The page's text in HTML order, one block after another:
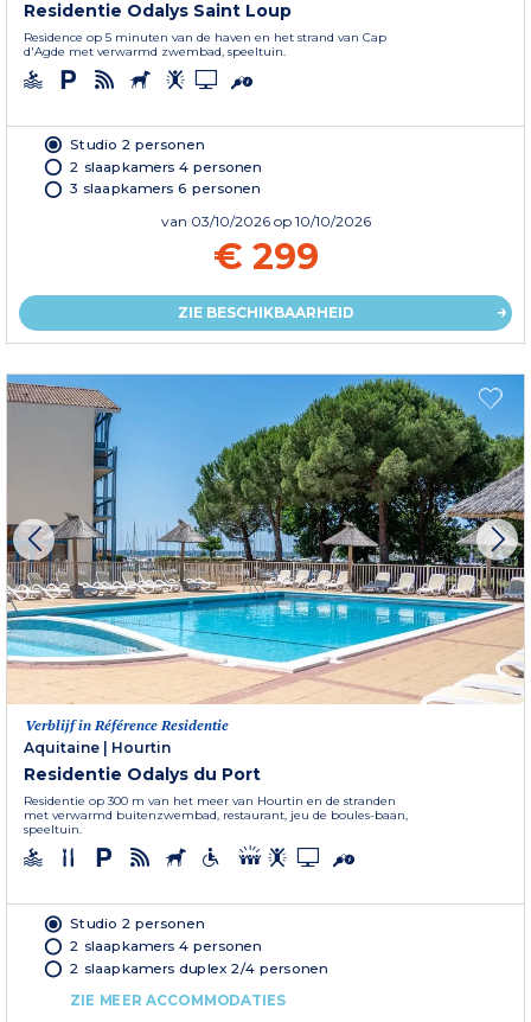
Residentie Odalys Saint Loup
Residence op 5 minuten van de haven en het strand van Cap
d'Agde met verwarmd zwembad, speeltuin.
Studio 2 personen
2 slaapkamers 4 personen
3 slaapkamers 6 personen
van 03/10/2026 op 10/10/2026
€ 299
ZIE BESCHIKBAARHEID
Verblijf in Référence Residentie
Aquitaine
Hourtin
Residentie Odalys du Port
Residentie op 300 m van het meer van Hourtin en de stranden
met verwarmd buitenzwembad, restaurant, jeu de boules-baan,
speeltuin.
Studio 2 personen
2 slaapkamers 4 personen
2 slaapkamers duplex 2/4 personen
ZIE MEER ACCOMMODATIES